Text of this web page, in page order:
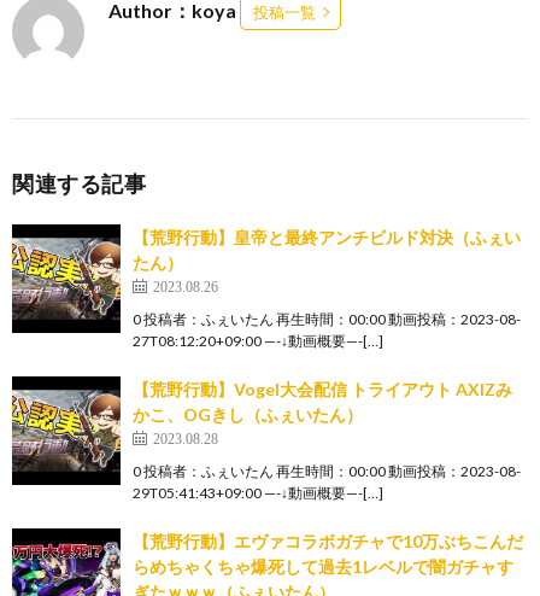
Author：koya 投稿一覧
関連する記事
【荒野行動】皇帝と最終アンチビルド対決（ふぇい
たん）
2023.08.26
0 投稿者：ふぇいたん 再生時間：00:00 動画投稿：2023-08-
27T08:12:20+09:00 —-↓動画概要—-[…]
【荒野行動】Vogel大会配信 トライアウト AXIZみ
かこ、OGきし（ふぇいたん）
2023.08.28
0 投稿者：ふぇいたん 再生時間：00:00 動画投稿：2023-08-
29T05:41:43+09:00 —-↓動画概要—-[…]
【荒野行動】エヴァコラボガチャで10万ぶちこんだ
らめちゃくちゃ爆死して過去1レベルで闇ガチャす
ぎたｗｗｗ（ふぇいたん）